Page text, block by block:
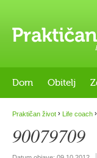
Dom Obitelj
Praktičan život › Life coach ›
90079709